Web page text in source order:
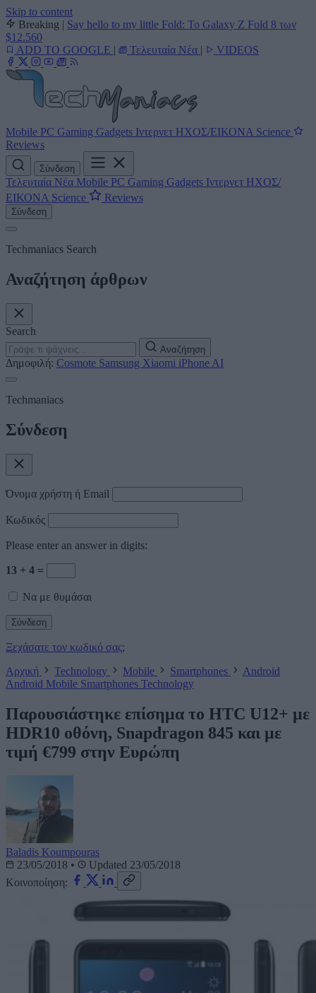
Skip to content
Breaking | Say hello to my little Fold: Το Galaxy Z Fold 8 των
$12.560
ADD TO GOOGLE | Τελευταία Νέα | VIDEOS
Mobile PC Gaming Gadgets Ιντερνετ ΗΧΟΣ/ΕΙΚΟΝΑ Science
Reviews
Σύνδεση
Τελευταία Νέα Mobile PC Gaming Gadgets Ιντερνετ ΗΧΟΣ/
ΕΙΚΟΝΑ Science Reviews
Σύνδεση
Techmaniacs Search
Αναζήτηση άρθρων
Search
Αναζήτηση
Δημοφιλή: Cosmote Samsung Xiaomi iPhone AI
Techmaniacs
Σύνδεση
Όνομα χρήστη ή Email
Κωδικός
Please enter an answer in digits:
13 + 4 =
Να με θυμάσαι
Ξεχάσατε τον κωδικό σας;
Αρχική
Technology Mobile Smartphones
Android
Android Mobile Smartphones Technology
Παρουσιάστηκε επίσημα το HTC U12+ με
HDR10 οθόνη, Snapdragon 845 και με
τιμή €799 στην Ευρώπη
Baladis Koumpouras
23/05/2018 •
Updated 23/05/2018
Κοινοποίηση: